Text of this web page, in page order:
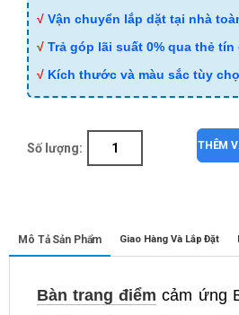
√ Vận chuyển lắp dặt tại nhà
√ Trả góp lãi suất 0% qua thẻ tín
√ Kích thước và màu sắc tùy
Số lượng: THÊM
Mô Tả Sản Phẩm Giao Hàng Và Lắp Đặt
Bàn trang điểm cảm ứng